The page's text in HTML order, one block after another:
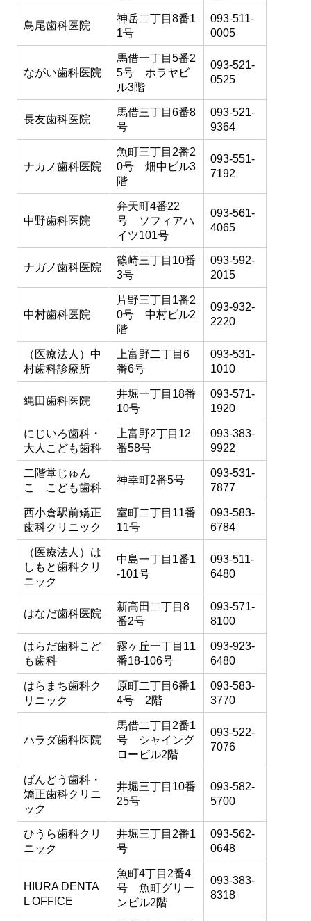
鳥尾歯科医院
神岳二丁目8番1
1号
093-511-
0005
ながい歯科医院
馬借一丁目5番2
5号 ホラヤビ
ル3階
093-521-
0525
長友歯科医院
馬借三丁目6番8
号
093-521-
9364
ナカノ歯科医院
魚町三丁目2番2
0号 畑中ビル3
階
093-551-
7192
中野歯科医院
弁天町4番22
号 ソフィアハ
イツ101号
093-561-
4065
ナガノ歯科医院
篠崎三丁目10番
3号
093-592-
2015
中村歯科医院
片野三丁目1番2
0号 中村ビル2
階
093-932-
2220
（医療法人）中
村歯科診療所
上富野二丁目6
番6号
093-531-
1010
縄田歯科医院
井堀一丁目18番
10号
093-571-
1920
にじいろ歯科・
大人こども歯科
上富野2丁目12
番58号
093-383-
9922
二階堂じゅん
こ こども歯科
神幸町2番5号
093-531-
7877
西小倉駅前矯正
歯科クリニック
室町二丁目11番
11号
093-583-
6784
（医療法人）は
しもと歯科クリ
ニック
中島一丁目1番1
-101号
093-511-
6480
はなだ歯科医院
新高田二丁目8
番2号
093-571-
8100
はらだ歯科こど
も歯科
霧ヶ丘一丁目11
番18-106号
093-923-
6480
はらまち歯科ク
リニック
原町二丁目6番1
4号 2階
093-583-
3770
ハラダ歯科医院
馬借二丁目2番1
号 シャイング
ロービル2階
093-522-
7076
ばんどう歯科・
矯正歯科クリニ
ック
井堀三丁目10番
25号
093-582-
5700
ひうら歯科クリ
ニック
井堀三丁目2番1
号
093-562-
0648
HIURA DENTA
L OFFICE
魚町4丁目2番4
号 魚町グリー
ンビル2階
093-383-
8318